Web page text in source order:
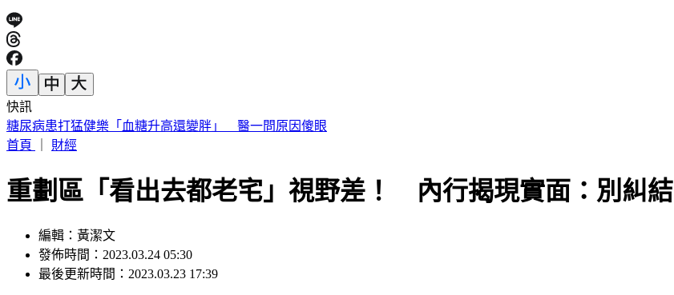
快訊
被選上國民法官該怎麼辦? 司法院廣告
首頁
財經
重劃區「看出去都老宅」視野差！ 內行揭現實面：別糾結
編輯：黃潔文
發佈時間：2023.03.24 05:30
最後更新時間：2023.03.23 17:39